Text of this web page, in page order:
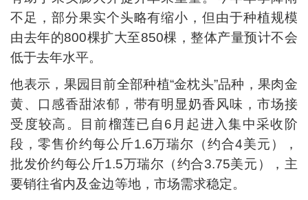
不足，部分果实个头略有缩小，但由于种植规模
由去年的800棵扩大至850棵，整体产量预计不会
低于去年水平。
他表示，果园目前全部种植“金枕头”品种，果肉金
黄、口感香甜浓郁，带有明显奶香风味，市场接
受度较高。目前榴莲已自6月起进入集中采收阶
段，零售价约每公斤1.6万瑞尔（约合4美元），
批发价约每公斤1.5万瑞尔（约合3.75美元），主
要销往省内及金边等地，市场需求稳定。